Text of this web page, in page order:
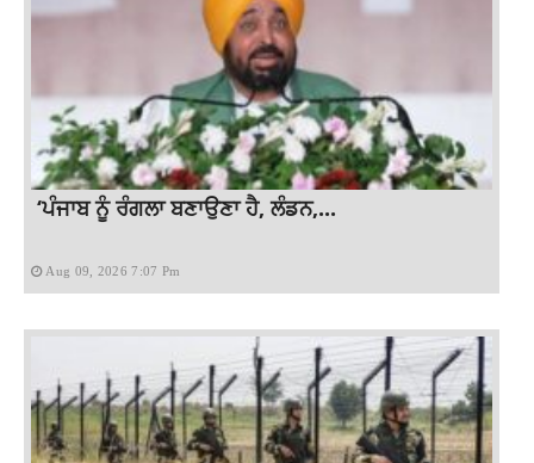
‘ਪੰਜਾਬ ਨੂੰ ਰੰਗਲਾ ਬਣਾਉਣਾ ਹੈ, ਲੰਡਨ,...
Aug 09, 2026 7:07 Pm